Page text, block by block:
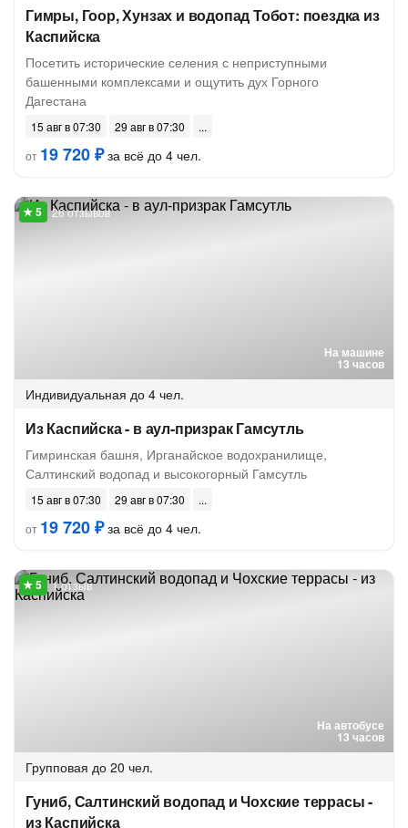
Гимры, Гоор, Хунзах и водопад Тобот: поездка из
Каспийска
Посетить исторические селения с неприступными
башенными комплексами и ощутить дух Горного
Дагестана
15 авг в 07:30
29 авг в 07:30
от 19 720 ₽за всё до 4 чел.
На машине
13 часов
26 отзывов
Индивидуальная до 4 чел.
Из Каспийска - в аул-призрак Гамсутль
Гимринская башня, Ирганайское водохранилище,
Салтинский водопад и высокогорный Гамсутль
15 авг в 07:30
29 авг в 07:30
от 19 720 ₽за всё до 4 чел.
На автобусе
13 часов
1 отзыв
Групповая до 20 чел.
Гуниб, Салтинский водопад и Чохские террасы -
из Каспийска